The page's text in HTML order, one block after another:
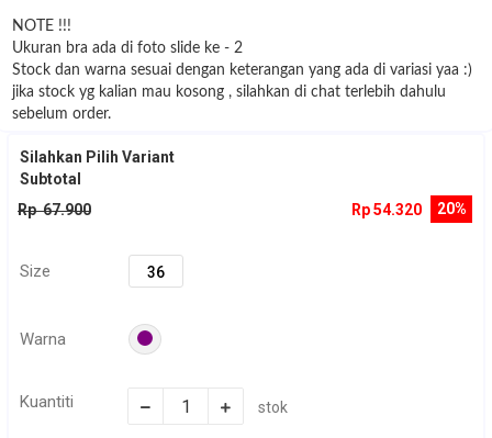
NOTE !!!
Ukuran bra ada di foto slide ke - 2
Stock dan warna sesuai dengan keterangan yang ada di variasi yaa :)
jika stock yg kalian mau kosong , silahkan di chat terlebih dahulu
sebelum order.
Silahkan Pilih Variant
Subtotal
Rp 67.900
20%
Rp 54.320
Size 36
Warna
Kuantiti stok